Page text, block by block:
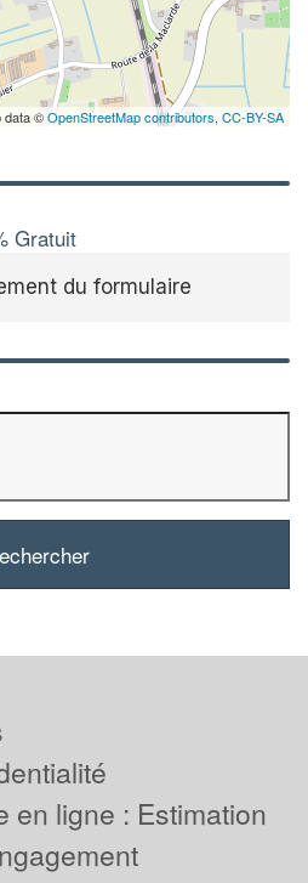
data ©OpenStreetMap contributors, CC-BY-SA
Gratuit
du formulaire
en ligne : Estimation